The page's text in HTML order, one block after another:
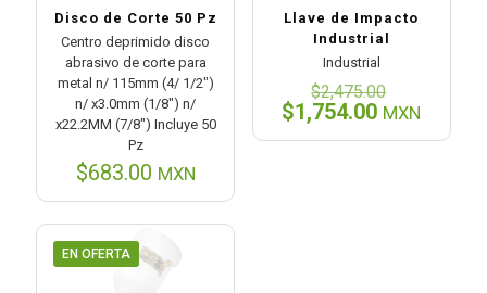
Disco de Corte 50 Pz
Centro deprimido disco
abrasivo de corte para
metal n/ 115mm (4/ 1/2″)
n/ x3.0mm (1/8″) n/
x22.2MM (7/8″) Incluye 50
Pz
$683.00 MXN
Llave de Impacto
Industrial
Industrial
$2,475.00
precio
original
$1,754.00ElMXN
EN OFERTA